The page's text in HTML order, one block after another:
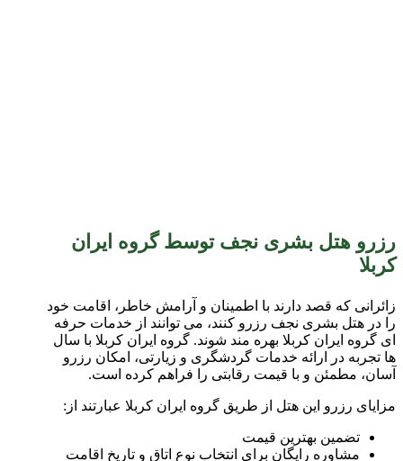
رزرو هتل بشری نجف توسط گروه ایران
کربلا
زائرانی که قصد دارند با اطمینان و آرامش خاطر، اقامت خود
را در هتل بشری نجف رزرو کنند، می توانند از خدمات حرفه
ای گروه ایران کربلا بهره مند شوند. گروه ایران کربلا با سال
ها تجربه در ارائه خدمات گردشگری و زیارتی، امکان رزرو
آسان، مطمئن و با قیمت رقابتی را فراهم کرده است.
مزایای رزرو این هتل از طریق گروه ایران کربلا عبارتند از:
تضمین بهترین قیمت
مشاوره رایگان برای انتخاب نوع اتاق و تاریخ اقامت